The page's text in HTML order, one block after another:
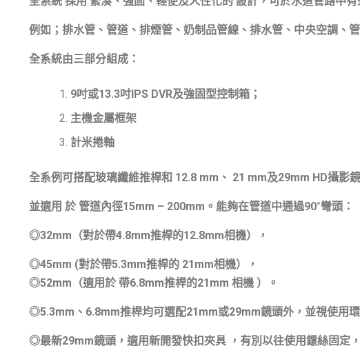
例如；排水管、管道、排煙管、奶制品管線、排水管、中央空調、
全系統由三部分組成：
9吋或13.3吋IPS DVR及強固型控制箱；
主機金屬框架
計米捲軸
全系例可搭配玻璃纖維推桿和 12.8 mm、 21 mm及29mm HD攝影鏡
並適用 於 管道內徑15mm – 200mm。能夠在管道中通過90°彎頭：
◎32mm（對於帶4.8mm推桿的12.8mm相機），
◎45mm (對於帶5.3mm推桿的 21mm相機），
◎52mm（適用於 帶6.8mm推桿的21mm 相機 ）。
◎5.3mm、6.8mm推桿均可選配21mm或29mm鏡頭外，並視使用
◎最新29mm鏡頭，適用新開發快扣夾具 ，有別以往使用鏍絲固定